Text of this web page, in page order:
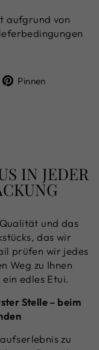
aufgrund von
Pinnen
IN JEDER
und das
das wir
prüfen wir jedes
Weg zu Ihnen
edles Etui.
Stelle – beim
zu